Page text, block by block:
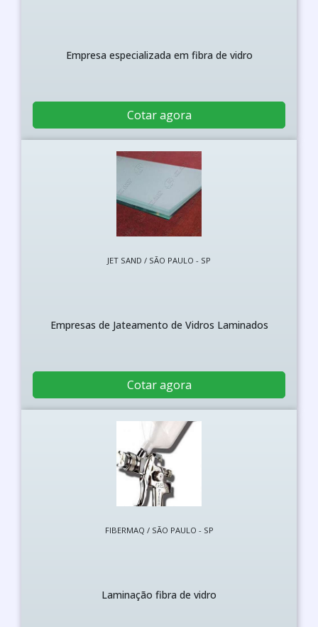
Empresa especializada em fibra de vidro
Cotar agora
JET SAND / SÃO PAULO - SP
Empresas de Jateamento de Vidros Laminados
Cotar agora
FIBERMAQ / SÃO PAULO - SP
Laminação fibra de vidro